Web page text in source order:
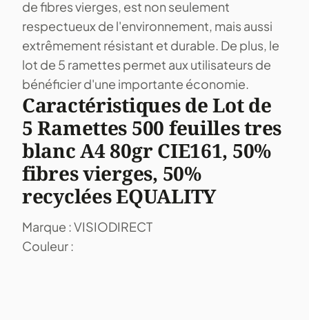
de fibres vierges, est non seulement
respectueux de l'environnement, mais aussi
extrêmement résistant et durable. De plus, le
lot de 5 ramettes permet aux utilisateurs de
bénéficier d'une importante économie.
Caractéristiques de Lot de
5 Ramettes 500 feuilles tres
blanc A4 80gr CIE161, 50%
fibres vierges, 50%
recyclées EQUALITY
Marque : VISIODIRECT
Couleur :